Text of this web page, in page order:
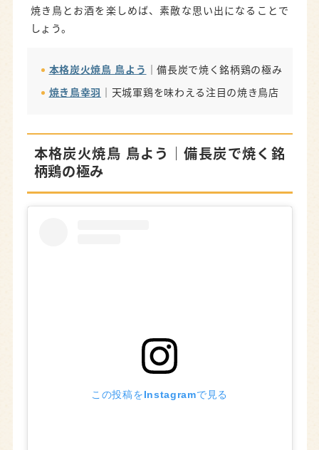
普段使い｜コスパ抜群の人気焼き鳥店・食べ放
の名店
鳥貴族｜全品390円均一！焼き鳥食べ放題
浜松の焼き鳥店まとめマップ【アクセス情報】
浜松でお気に入りの焼き鳥店を見つけよう！
焼き鳥とお酒を楽しめば、素敵な思い出になることで
しょう。
本格炭火焼鳥 鳥よう
｜備長炭で焼く銘柄鶏の極み
焼き鳥幸羽
｜天城軍鶏を味わえる注目の焼き鳥店
本格炭火焼鳥 鳥よう
｜備長炭で焼く銘
柄鶏の極み
この投稿をInstagramで見る